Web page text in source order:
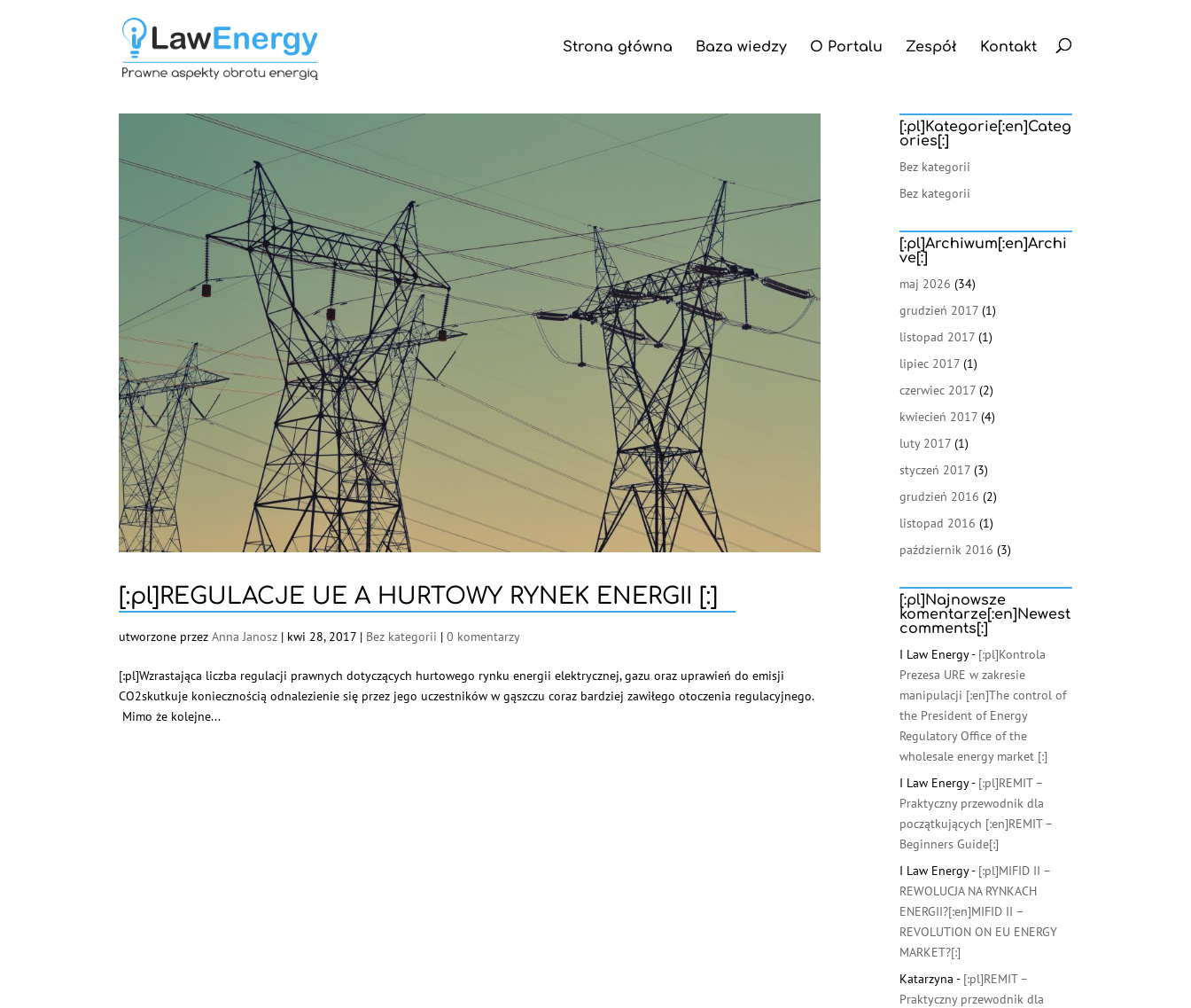
Strona główna Baza wiedzy O Portalu Zespół Kontakt
[:pl]REGULACJE UE A HURTOWY RYNEK ENERGII [:]
utworzone przezAnna Janosz | kwi 28, 2017 | Bez kategorii |0 komentarzy
[:pl]Wzrastająca liczba regulacji prawnych dotyczących hurtowego rynku energii elektrycznej, gazu oraz uprawień do emisji
CO2skutkuje koniecznością odnalezienie się przez jego uczestników w gąszczu coraz bardziej zawiłego otoczenia regulacyjnego.
Mimo że kolejne...
[:pl]Kategorie[:en]Categ
ories[:]
Bez kategorii
Bez kategorii
[:pl]Archiwum[:en]Archi
ve[:]
maj 2026 (34)
grudzień 2017 (1)
listopad 2017 (1)
lipiec 2017 (1)
czerwiec 2017 (2)
kwiecień 2017 (4)
luty 2017 (1)
styczeń 2017 (3)
grudzień 2016 (2)
listopad 2016 (1)
październik 2016 (3)
[:pl]Najnowsze
komentarze[:en]Newest
comments[:]
I Law Energy- [:pl]Kontrola
Prezesa URE w zakresie
manipulacji [:en]The control of
the President of Energy
Regulatory Office of the
wholesale energy market [:]
I Law Energy- [:pl]REMIT –
Praktyczny przewodnik dla
początkujących [:en]REMIT –
Beginners Guide[:]
I Law Energy- [:pl]MIFID II –
REWOLUCJA NA RYNKACH
ENERGII?[:en]MIFID II –
REVOLUTION ON EU ENERGY
MARKET?[:]
Katarzyna - [:pl]REMIT –
Praktyczny przewodnik dla